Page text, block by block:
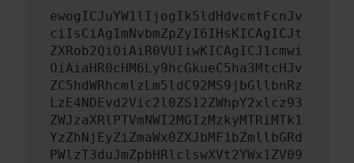
ewogICJuYW1lIjogIk5ldHdvcmtFcnJv
ciIsCiAgImNvbmZpZyI6IHsKICAgICJt
ZXRob2QiOiAiR0VUIiwKICAgICJ1cmwi
OiAiaHR0cHM6Ly9hcGkueC5ha3MtcHJv
ZC5hdWRhcmlzLm5ldC92MS9jbGllbnRz
LzE4NDEvd2Vic2l0ZS12ZWhpY2xlcz93
ZWJzaXRlPTVmNWI2MGIzMzkyMTRiMTk1
YzZhNjEyZiZmaWx0ZXJbMF1bZmllbGRd
PWlzT3duJmZpbHRlclswXVt2YWx1ZV09